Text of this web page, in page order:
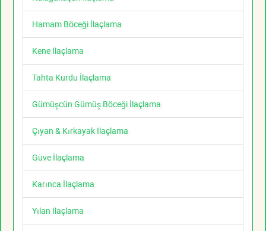
Hamam Böceği İlaçlama
Kene İlaçlama
Tahta Kurdu İlaçlama
Gümüşcün Gümüş Böceği İlaçlama
Çıyan & Kırkayak İlaçlama
Güve İlaçlama
Karınca İlaçlama
Yılan İlaçlama